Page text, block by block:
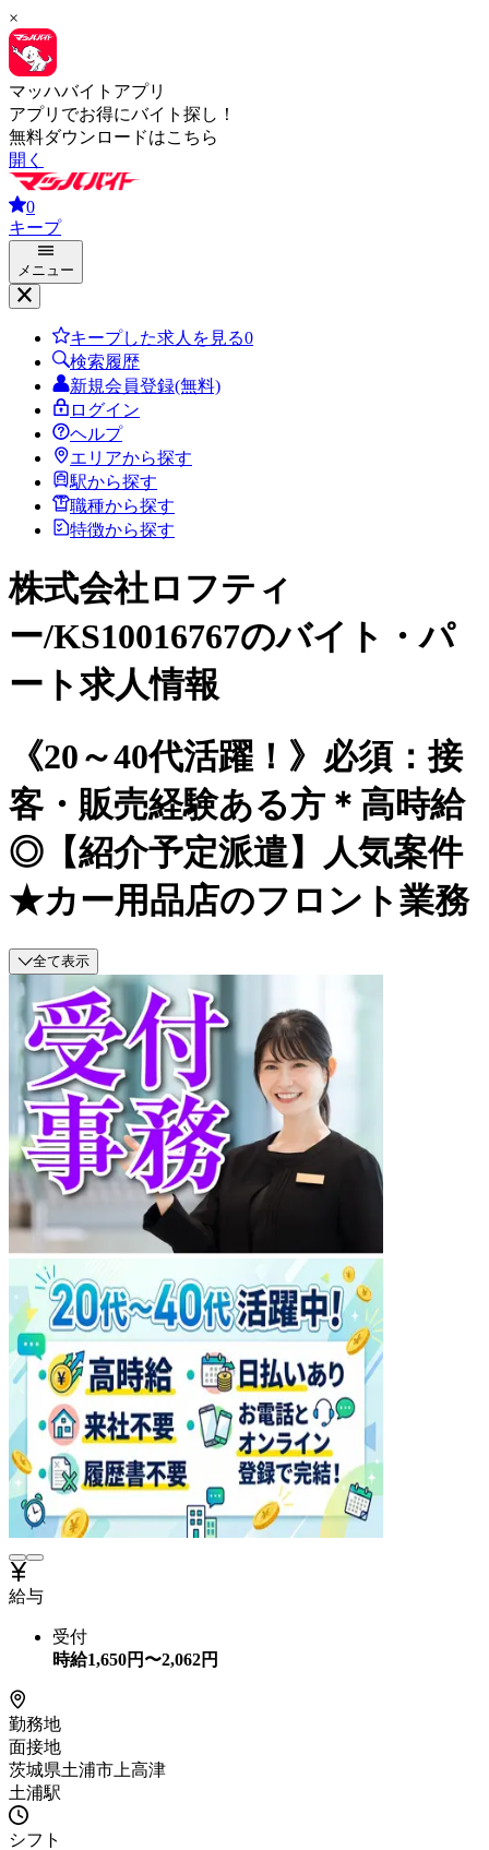
×
マッハバイトアプリ
アプリでお得にバイト探し！
無料ダウンロードはこちら
開く
0
キープ
メニュー
キープした求人を見る0
検索履歴
新規会員登録(無料)
ログイン
ヘルプ
エリアから探す
駅から探す
職種から探す
特徴から探す
株式会社ロフティ
ー/KS10016767のバイト・パ
ート求人情報
《20～40代活躍！》必須：接
客・販売経験ある方＊高時給
◎【紹介予定派遣】人気案件
★カー用品店のフロント業務
全て表示
給与
受付
時給1,650円〜2,062円
勤務地
面接地
茨城県土浦市上高津
土浦駅
シフト